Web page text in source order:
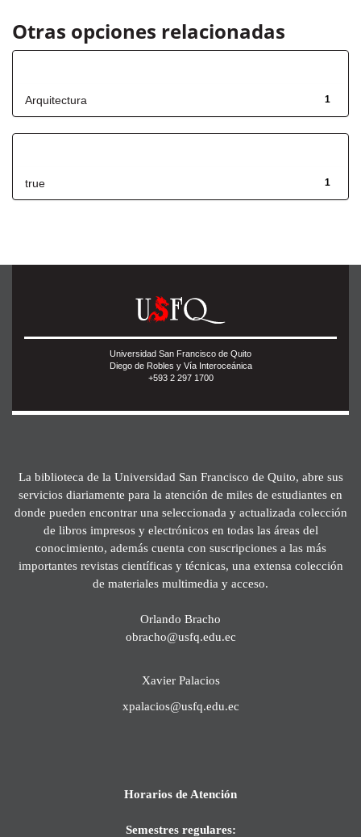
Otras opciones relacionadas
1
Arquitectura
1
true
Universidad San Francisco de Quito
Diego de Robles y Vía Interoceánica
+593 2 297 1700
La biblioteca de la Universidad San Francisco de Quito, abre sus
servicios diariamente para la atención de miles de estudiantes en
donde pueden encontrar una seleccionada y actualizada colección
de libros impresos y electrónicos en todas las áreas del
conocimiento, además cuenta con suscripciones a las más
importantes revistas científicas y técnicas, una extensa colección
de materiales multimedia y acceso.
Orlando Bracho
obracho@usfq.edu.ec
Xavier Palacios
xpalacios@usfq.edu.ec
Horarios de Atención
Semestres regulares: